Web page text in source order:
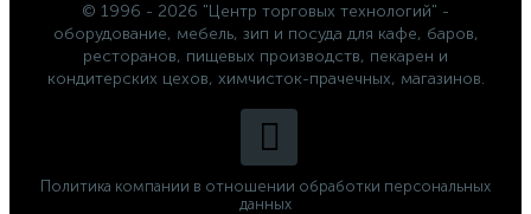
© 1996 - 2026 "Центр торговых технологий" -
оборудование, мебель, зип и посуда для кафе, баров,
ресторанов, пищевых производств, пекарен и
кондитерских цехов, химчисток-прачечных, магазинов.
Политика компании в отношении обработки персональных
данных